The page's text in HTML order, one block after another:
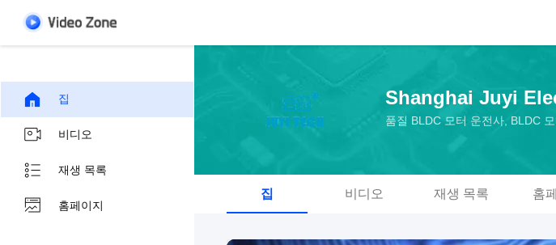
집
비디오
재생 목록
홈페이지
Shanghai Juyi
품질 BLDC 모터 운전사, BLDC
집 비디오 재생 목록 홈